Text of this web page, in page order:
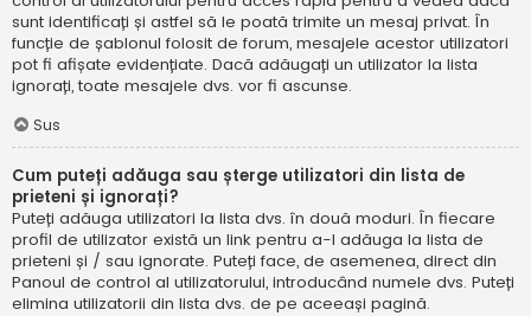
sunt identificați și astfel să le poată trimite un mesaj privat. În
funcție de șablonul folosit de forum, mesajele acestor utilizatori
pot fi afișate evidențiate. Dacă adăugați un utilizator la lista
ignorați, toate mesajele dvs. vor fi ascunse.
Sus
Cum puteți adăuga sau șterge utilizatori din lista de
prieteni și ignorați?
Puteți adăuga utilizatori la lista dvs. în două moduri. În fiecare
profil de utilizator există un link pentru a-l adăuga la lista de
prieteni și / sau ignorate. Puteți face, de asemenea, direct din
Panoul de control al utilizatorului, introducând numele dvs. Puteți
elimina utilizatorii din lista dvs. de pe aceeași pagină.